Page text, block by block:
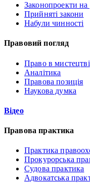
Законопроекти на
Прийняті закони
Набули чинності
Правовий погляд
Право в мистецтві
Аналітика
Правова позиція
Наукова думка
Відео
Правова практика
Практика
Прокурорська
Судова практика
Адвокатська